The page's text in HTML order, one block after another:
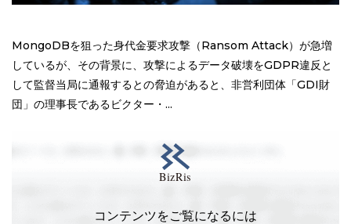
MongoDBを狙った身代金要求攻撃（Ransom Attack）が急増
しているが、その背景に、攻撃によるデータ破壊をGDPR違反と
して監督当局に通報するとの脅迫があると、非営利団体「GDI財
団」の理事長であるビクター・...
コンテンツをご覧になるには